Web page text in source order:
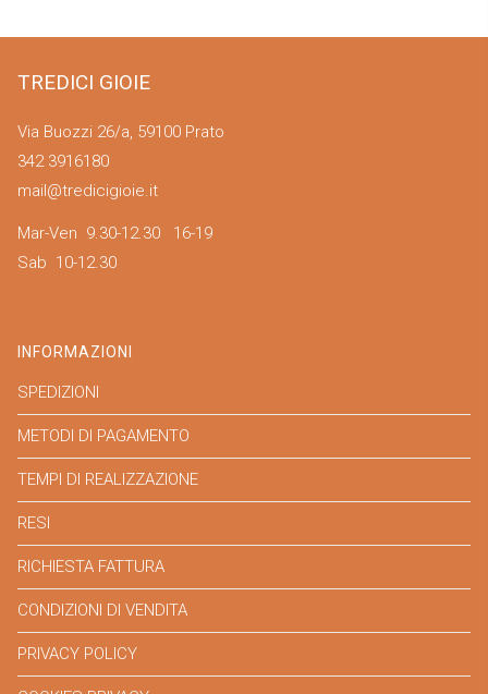
TREDICI GIOIE
Via Buozzi 26/a, 59100 Prato
342 3916180
mail@tredicigioie.it
Mar-Ven 9.30-12.30 16-19
Sab 10-12.30
INFORMAZIONI
SPEDIZIONI
METODI DI PAGAMENTO
TEMPI DI REALIZZAZIONE
RESI
RICHIESTA FATTURA
CONDIZIONI DI VENDITA
PRIVACY POLICY